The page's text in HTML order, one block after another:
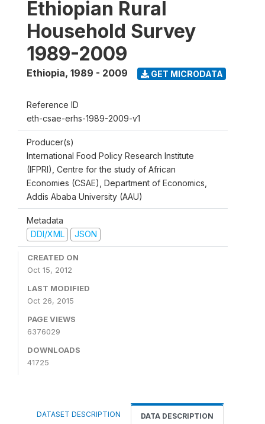
Ethiopian Rural
Household Survey
1989-2009
Ethiopia, 1989 - 2009 GET MICRODATA
Reference ID
eth-csae-erhs-1989-2009-v1
Producer(s)
International Food Policy Research Institute
(IFPRI), Centre for the study of African
Economies (CSAE), Department of Economics,
Addis Ababa University (AAU)
Metadata
DDI/XML
JSON
CREATED ON
Oct 15, 2012
LAST MODIFIED
Oct 26, 2015
PAGE VIEWS
6376029
DOWNLOADS
41725
DATASET DESCRIPTION DATA DESCRIPTION